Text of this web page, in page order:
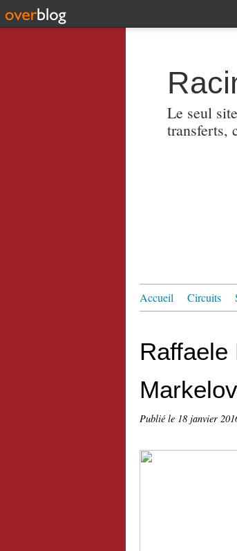
Le seul
transferts,
Accueil Circuits
Raffaele
Publié le 18 janvier